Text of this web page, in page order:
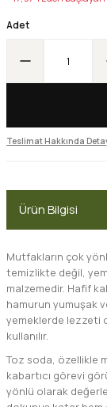
Adet
Teslimat Hakkında
Ürün Bilgisi
Mutfakların çok
temizlikte değil,
malzemedir. Hafif
hamurun yumuşak
yemeklerde lezzeti
kullanılır.
Toz soda, özellikle
kabartıcı görevi
yönlü olarak